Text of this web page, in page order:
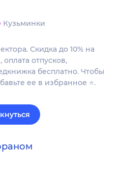
Кузьминки
Скидка до 10% на
отпусков,
бесплатно. Чтобы
ее в избранное ⭐.